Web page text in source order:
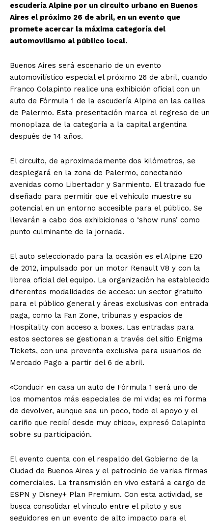
escudería Alpine por un circuito urbano en Buenos
Aires el próximo 26 de abril, en un evento que
promete acercar la máxima categoría del
automovilismo al público local.
Buenos Aires será escenario de un evento
automovilístico especial el próximo 26 de abril, cuando
Franco Colapinto realice una exhibición oficial con un
auto de Fórmula 1 de la escudería Alpine en las calles
de Palermo. Esta presentación marca el regreso de un
monoplaza de la categoría a la capital argentina
después de 14 años.
El circuito, de aproximadamente dos kilómetros, se
desplegará en la zona de Palermo, conectando
avenidas como Libertador y Sarmiento. El trazado fue
diseñado para permitir que el vehículo muestre su
potencial en un entorno accesible para el público. Se
llevarán a cabo dos exhibiciones o ‘show runs’ como
punto culminante de la jornada.
El auto seleccionado para la ocasión es el Alpine E20
de 2012, impulsado por un motor Renault V8 y con la
librea oficial del equipo. La organización ha establecido
diferentes modalidades de acceso: un sector gratuito
para el público general y áreas exclusivas con entrada
paga, como la Fan Zone, tribunas y espacios de
Hospitality con acceso a boxes. Las entradas para
estos sectores se gestionan a través del sitio Enigma
Tickets, con una preventa exclusiva para usuarios de
Mercado Pago a partir del 6 de abril.
«Conducir en casa un auto de Fórmula 1 será uno de
los momentos más especiales de mi vida; es mi forma
de devolver, aunque sea un poco, todo el apoyo y el
cariño que recibí desde muy chico», expresó Colapinto
sobre su participación.
El evento cuenta con el respaldo del Gobierno de la
Ciudad de Buenos Aires y el patrocinio de varias firmas
comerciales. La transmisión en vivo estará a cargo de
ESPN y Disney+ Plan Premium. Con esta actividad, se
busca consolidar el vínculo entre el piloto y sus
seguidores en un evento de alto impacto para el